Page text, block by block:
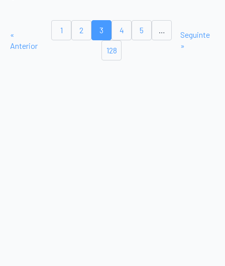
«
Anterior
1 2 3 4 5 …
128
Seguinte
»